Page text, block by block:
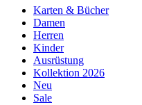
Karten & Bücher
Damen
Herren
Kinder
Ausrüstung
Kollektion 2026
Neu
Sale